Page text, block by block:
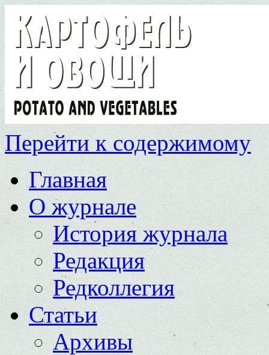
Перейти к содержимому
Главная
О журнале
История журнала
Редакция
Редколлегия
Статьи
Архивы